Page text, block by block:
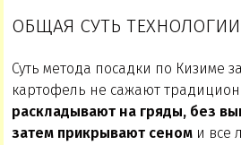
ОБЩАЯ СУТЬ ТЕХНОЛОГИИ
Суть метода посадки по Кизиме
картофель не сажают
раскладывают на гряды, без
затем прикрывают сеном и все